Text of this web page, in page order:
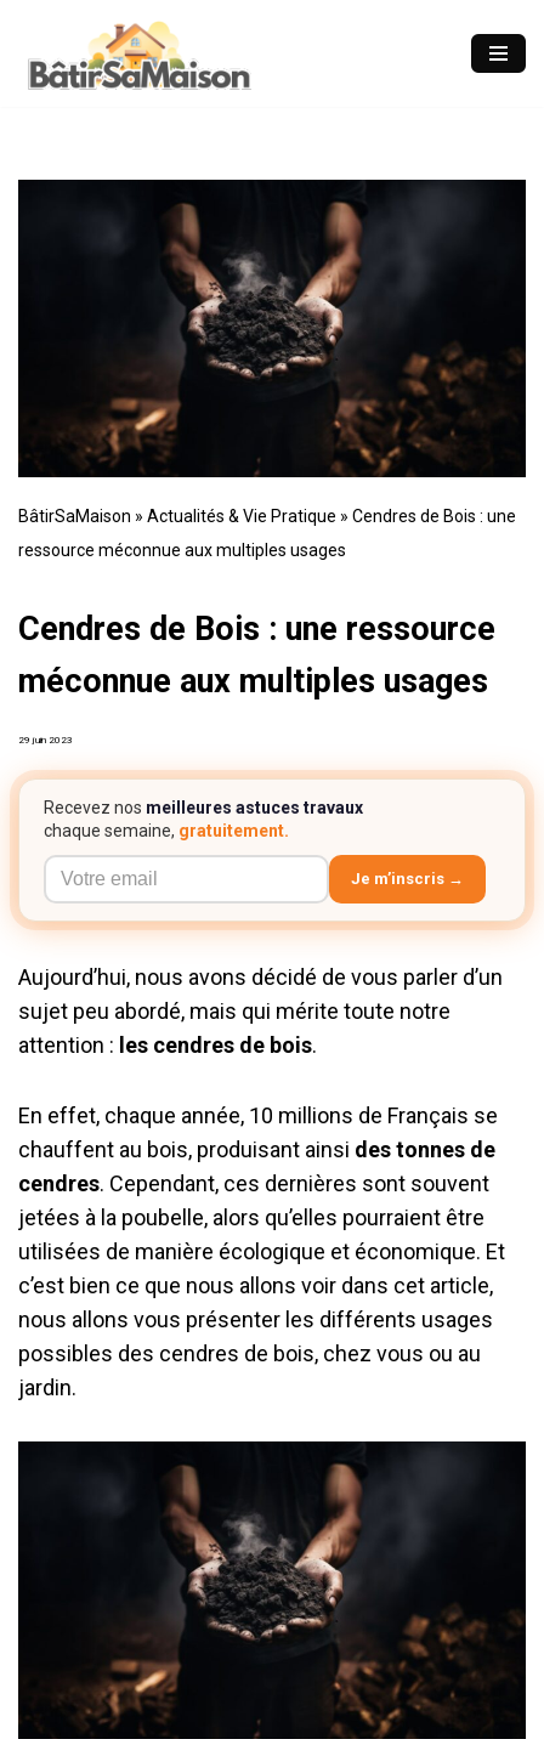
Aller
BâtirSaMaison » Actualités & Vie Pratique » Cendres de Bois : une
ressource méconnue aux multiples usages
Cendres de Bois : une ressource
méconnue aux multiples usages
29 juin 2023
Recevez nos meilleures astuces travaux
chaque semaine, gratuitement.
Je m’inscris →
Aujourd’hui, nous avons décidé de vous parler d’un
sujet peu abordé, mais qui mérite toute notre
attention : les cendres de bois.
En effet, chaque année, 10 millions de Français se
chauffent au bois, produisant ainsi des tonnes de
cendres. Cependant, ces dernières sont souvent
jetées à la poubelle, alors qu’elles pourraient être
utilisées de manière écologique et économique. Et
c’est bien ce que nous allons voir dans cet article,
nous allons vous présenter les différents usages
possibles des cendres de bois, chez vous ou au
jardin.